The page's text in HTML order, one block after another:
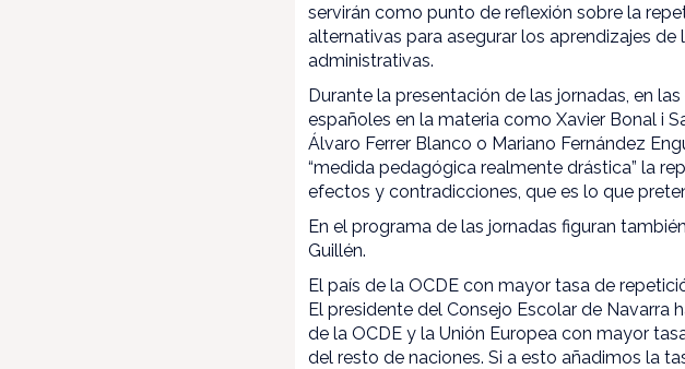
servirán como punto de reflexión sobre la
alternativas para asegurar los aprendizajes
administrativas.
Durante la presentación de las jornadas, en
españoles en la materia como Xavier Bonal i
Álvaro Ferrer Blanco o Mariano Fernández
“medida pedagógica realmente drástica” la
efectos y contradicciones, que es lo que
En el programa de las jornadas figuran
Guillén.
El país de la OCDE con mayor tasa de
El presidente del Consejo Escolar de Navarra
de la OCDE y la Unión Europea con mayor
del resto de naciones. Si a esto añadimos la